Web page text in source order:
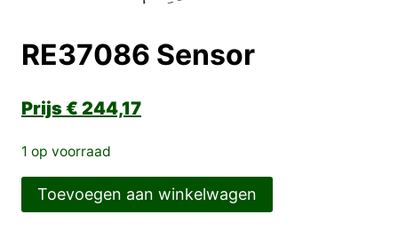
RE37086 Sensor
€ 244,17
1 op voorraad
RE37086
Sensor
Toevoegen aan winkelwagen